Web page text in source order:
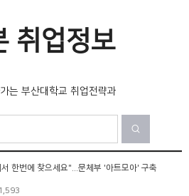
취업정보
는 부산대학교 취업전략과
한번에 찾으세요"...문체부 '아트모아' 구축
1,593